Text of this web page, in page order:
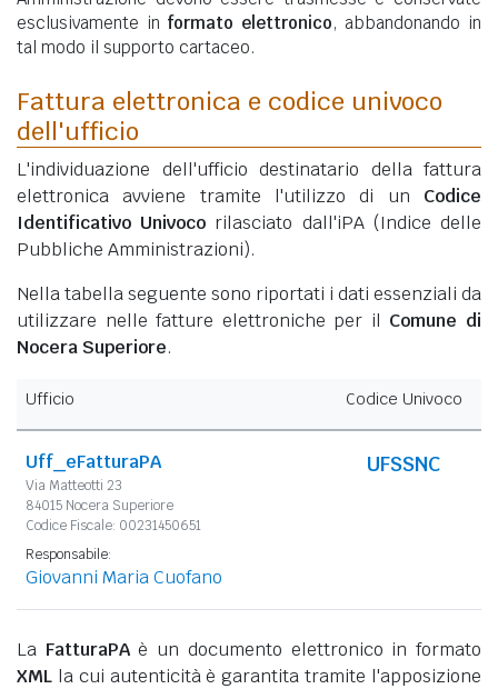
esclusivamente in formato elettronico, abbandonando in
tal modo il supporto cartaceo.
Fattura elettronica e codice univoco
dell'ufficio
L'individuazione dell'ufficio destinatario della fattura
elettronica avviene tramite l'utilizzo di un Codice
Identificativo Univoco rilasciato dall'iPA (Indice delle
Pubbliche Amministrazioni).
Nella tabella seguente sono riportati i dati essenziali da
utilizzare nelle fatture elettroniche per il Comune di
Nocera Superiore.
Ufficio Codice Univoco
Uff_eFatturaPA
Via Matteotti 23
84015 Nocera Superiore
Codice Fiscale: 00231450651
UFSSNC
Responsabile:
Giovanni Maria Cuofano
La FatturaPAè un documento elettronico in formato
XML la cui autenticità è garantita tramite l'apposizione